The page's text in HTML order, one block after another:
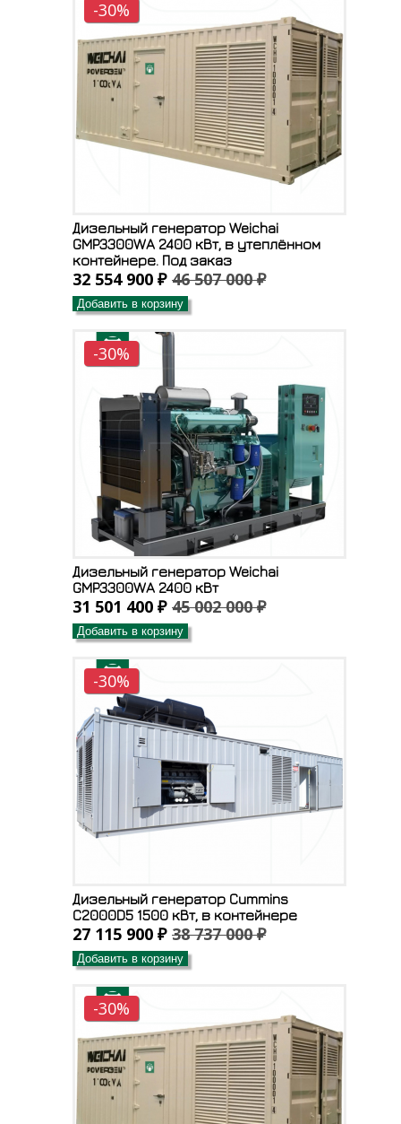
-30%
Дизельный генератор Weichai
GMP3300WA 2400 кВт, в утеплённом
контейнере. Под заказ
32 554 900 ₽ 46 507 000 ₽
Добавить в корзину
-30%
Дизельный генератор Weichai
GMP3300WA 2400 кВт
31 501 400 ₽ 45 002 000 ₽
Добавить в корзину
-30%
Дизельный генератор Cummins
C2000D5 1500 кВт, в контейнере
27 115 900 ₽ 38 737 000 ₽
Добавить в корзину
-30%